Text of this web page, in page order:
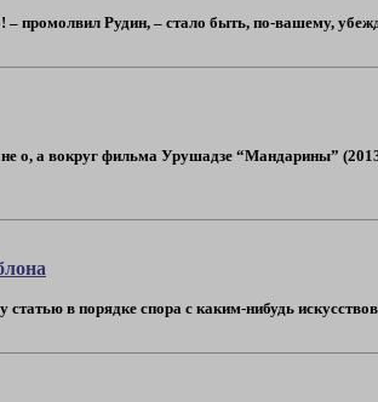
– промолвил Рудин, – стало быть, по-вашему,
не о, а вокруг фильма Урушадзе “Мандарины”
статью в порядке спора с каким-нибудь